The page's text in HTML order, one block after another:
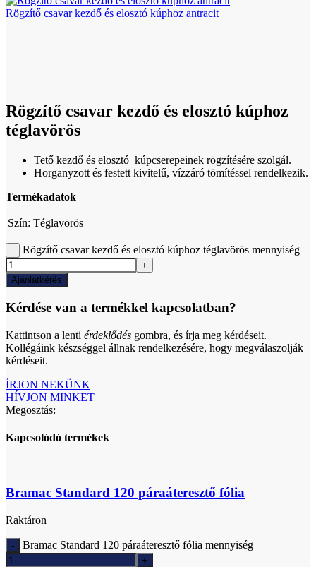
Rögzítő csavar kezdő és elosztó kúphoz antracit
Rögzítő csavar kezdő és elosztó kúphoz
téglavörös
Tető kezdő és elosztó kúpcserepeinek rögzítésére szolgál.
Horganyzott és festett kivitelű, vízzáró tömítéssel rendelkezik.
Termékadatok
Szín: Téglavörös
Rögzítő csavar kezdő és elosztó kúphoz téglavörös mennyiség
Ajánlatkérés
Kérdése van a termékkel kapcsolatban?
Kattintson a lenti érdeklődés gombra, és írja meg kérdéseit.
Kollégáink készséggel állnak rendelkezésére, hogy megválaszolják
kérdéseit.
ÍRJON NEKÜNK
HÍVJON MINKET
Megosztás:
Kapcsolódó termékek
Bramac Standard 120 páraáteresztő fólia
Raktáron
Bramac Standard 120 páraáteresztő fólia mennyiség